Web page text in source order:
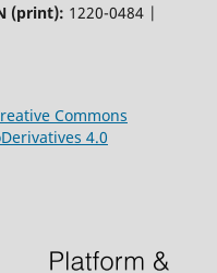
(print): 1220-0484 |
Commons
4.0